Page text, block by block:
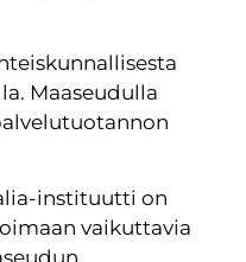
Maaseudulla
instituutti on
vaikuttavia